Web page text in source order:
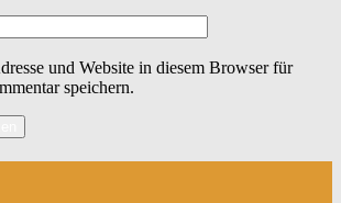
und Website in diesem Browser für
speichern.